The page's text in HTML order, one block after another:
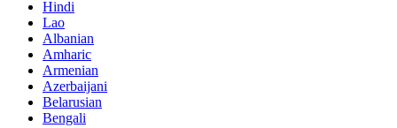
Hindi
Lao
Albanian
Amharic
Armenian
Azerbaijani
Belarusian
Bengali